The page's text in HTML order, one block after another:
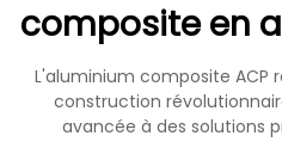
composite en
L'aluminium composite ACP
construction
avancée à des solutions